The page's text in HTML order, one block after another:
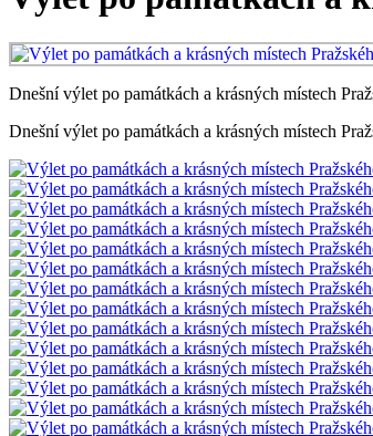
Dnešní výlet po památkách a krásných místech
Dnešní výlet po památkách a krásných místech